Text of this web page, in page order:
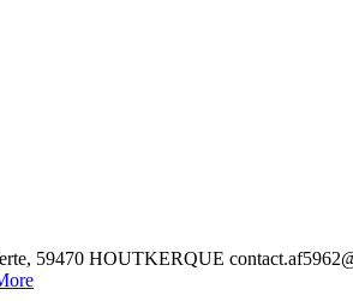
HOUTKERQUE